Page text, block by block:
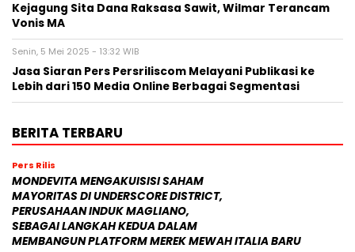
Kejagung Sita Dana Raksasa Sawit, Wilmar Terancam
Vonis MA
Senin, 5 Mei 2025 - 13:32 WIB
Jasa Siaran Pers Persriliscom Melayani Publikasi ke
Lebih dari 150 Media Online Berbagai Segmentasi
BERITA TERBARU
Pers Rilis
MONDEVITA MENGAKUISISI SAHAM
MAYORITAS DI UNDERSCORE DISTRICT,
PERUSAHAAN INDUK MAGLIANO,
SEBAGAI LANGKAH KEDUA DALAM
MEMBANGUN PLATFORM MEREK MEWAH ITALIA BARU